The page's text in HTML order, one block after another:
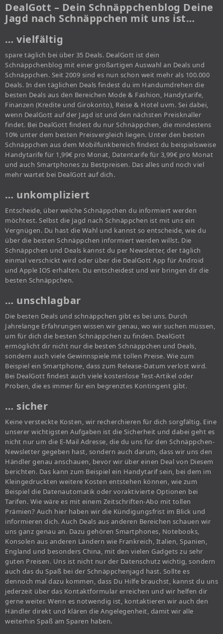
DealGott – Dein Schnäppchenblog Deine
Jagd nach Schnäppchen mit uns ist…
… vielfältig
spare täglich bei über 35 Deals. DealGott ist dein
Schnäppchenblog mit einer großartigen Auswahl an Deals und
Schnäppchen. Seit 2009 sind es nun schon weit mehr als 100.000
Deals. In den täglichen Deals findest du im Handumdrehen die
besten Deals aus den Bereichen Mode & Fashion, Handytarife,
Finanzen (Kredite und Girokonto), Reise & Hotel uvm. Sei dabei,
wenn DealGott auf der Jagd ist und den nächsten Preisknaller
findet. Bei DealGott findest du nur Schnäppchen, die mindestens
10% unter dem besten Preisvergleich liegen. Unter den besten
Schnäppchen aus dem Mobilfunkbereich findest du beispielsweise
Handytarife für 1,99€ pro Monat, Datentarife für 3,99€ pro Monat
und auch Smartphones zu Bestpreisen. Das alles und noch viel
mehr wartet bei DealGott auf dich.
… unkompliziert
Entscheide, über welche Schnäppchen du informiert werden
möchtest. Selbst die Jagd nach Schnäppchen ist mit uns ein
Vergnügen. Du hast die Wahl und kannst so entscheide, wie du
über die besten Schnäppchen informiert werden willst. Die
Schnäppchen und Deals kannst du per Newsletter, der täglich
einmal verschickt wird oder über die DealGott App für Android
und Apple IOS erhalten. Du entscheidest und wir bringen dir die
besten Schnäppchen.
… unschlagbar
Die besten Deals und schnäppchen gibt es bei uns. Durch
Jahrelange Erfahrungen wissen wir genau, wo wir suchen müssen,
um für dich die besten Schnäppchen zu finden. DealGott
ermöglicht dir nicht nur die besten Schnäppchen und Deals,
sondern auch viele Gewinnspiele mit tollen Preise. Wie zum
Beispiel ein Smartphone, dass zum Release-Datum verlost wird.
Bei DealGott findest auch viele kostenlose Test-Artikel oder
Proben, die es immer für ein begrenztes Kontingent gibt.
… sicher
Keine versteckte Kosten, wir recherchieren für dich sorgfältig. Eine
unserer wichtigsten Aufgaben ist die Sicherheit und dabei geht es
nicht nur um die E-Mail Adresse, die du uns für den Schnäppchen-
Newsletter gegeben hast, sondern auch darum, dass wir uns den
Händler genau anschauen, bevor wir über einen Deal von Diesem
berichten. Das kann zum Beispiel ein Handytarif sein, bei dem im
Kleingedruckten weitere Kosten entstehen können, wie zum
Beispiel die Datenautomatik oder voraktivierte Optionen bei
Tarifen. Wie wäre es mit einem Zeitschriften-Abo mit tollen
Prämien? Auch hier haben wir die Kündigungsfrist im Blick und
informieren dich. Auch Deals aus anderen Bereichen schauen wir
uns ganz genau an. Dazu gehören Smartphones, Notebooks,
Konsolen aus anderen Ländern wie Frankreich, Italien, Spanien,
England und besonders China, mit den vielen Gadgets zu sehr
guten Preisen. Uns ist nicht nur der Datenschutz wichtig, sondern
auch das du Spaß bei der Schnäppchenjagd hast. Sollte es
dennoch mal dazu kommen, dass Du Hilfe brauchst, kannst du uns
jederzeit über das Kontaktformular erreichen und wir helfen dir
gerne weiter. Wenn es notwendig ist, kontaktieren wir auch den
Händler direkt und klären die Angelegenheit, damit wir alle
weiterhin Spaß am Sparen haben.